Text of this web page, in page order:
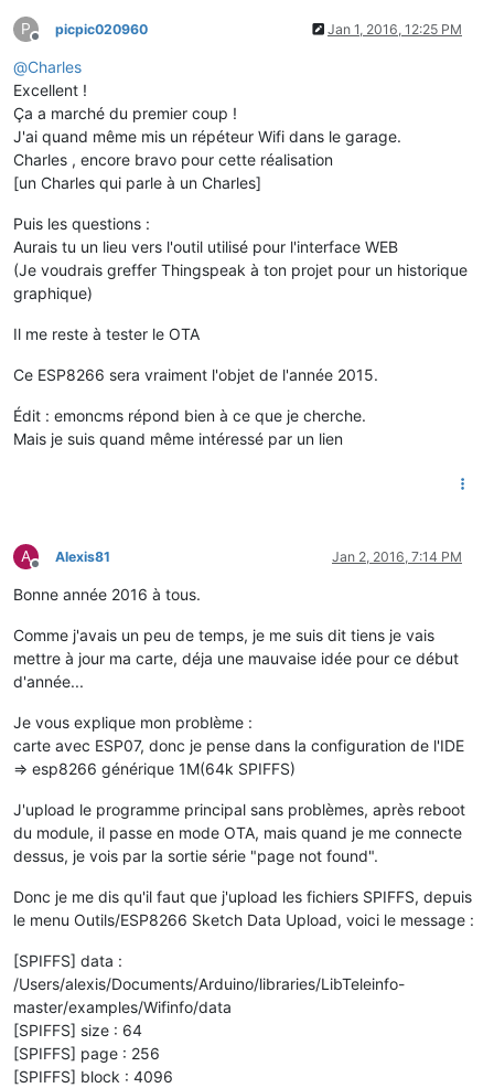
P
Offline
picpic020960 Jan 1, 2016, 12:25 PM
@Charles
Excellent !
Ça a marché du premier coup !
J'ai quand même mis un répéteur Wifi dans le garage.
Charles , encore bravo pour cette réalisation
[un Charles qui parle à un Charles]
Puis les questions :
Aurais tu un lieu vers l'outil utilisé pour l'interface WEB
(Je voudrais greffer Thingspeak à ton projet pour un historique
graphique)
Il me reste à tester le OTA
Ce ESP8266 sera vraiment l'objet de l'année 2015.
Édit : emoncms répond bien à ce que je cherche.
Mais je suis quand même intéressé par un lien
A
Offline
Alexis81 Jan 2, 2016, 7:14 PM
Bonne année 2016 à tous.
Comme j'avais un peu de temps, je me suis dit tiens je vais
mettre à jour ma carte, déja une mauvaise idée pour ce début
d'année...
Je vous explique mon problème :
carte avec ESP07, donc je pense dans la configuration de l'IDE
=> esp8266 générique 1M(64k SPIFFS)
J'upload le programme principal sans problèmes, après reboot
du module, il passe en mode OTA, mais quand je me connecte
dessus, je vois par la sortie série "page not found".
Donc je me dis qu'il faut que j'upload les fichiers SPIFFS, depuis
le menu Outils/ESP8266 Sketch Data Upload, voici le message :
[SPIFFS] data :
/Users/alexis/Documents/Arduino/libraries/LibTeleinfo-
master/examples/Wifinfo/data
[SPIFFS] size : 64
[SPIFFS] page : 256
[SPIFFS] block : 4096